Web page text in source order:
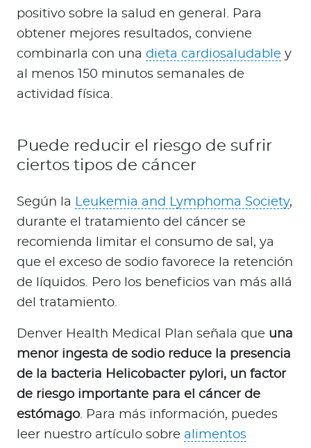
positivo sobre la salud en general. Para
obtener mejores resultados, conviene
combinarla con una dieta cardiosaludable y
al menos 150 minutos semanales de
actividad física.
Puede reducir el riesgo de sufrir
ciertos tipos de cáncer
Según la Leukemia and Lymphoma Society,
durante el tratamiento del cáncer se
recomienda limitar el consumo de sal, ya
que el exceso de sodio favorece la retención
de líquidos. Pero los beneficios van más allá
del tratamiento.
Denver Health Medical Plan señala que una
menor ingesta de sodio reduce la presencia
de la bacteria Helicobacter pylori, un factor
de riesgo importante para el cáncer de
estómago. Para más información, puedes
leer nuestro artículo sobre alimentos